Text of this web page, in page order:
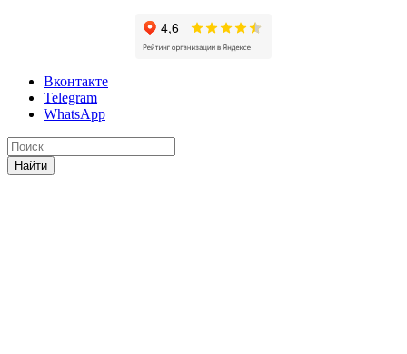
Вконтакте
Telegram
WhatsApp
Найти